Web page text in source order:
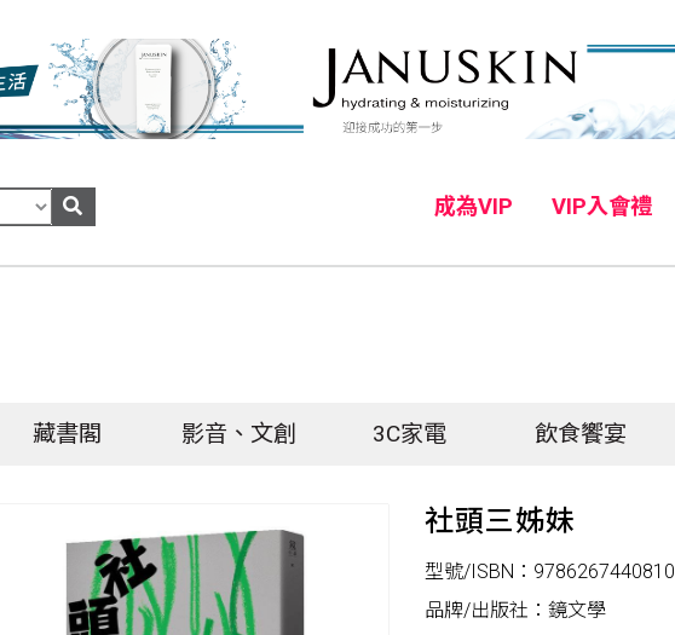
成為VIP VIP入會禮
藏書閣 影音、文創 3C家電 飲食饗宴
社頭三姊妹
型號/ISBN：9786267440810
品牌/出版社：鏡文學